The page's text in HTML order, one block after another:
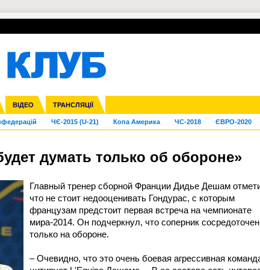
ВІДЕО ТРАНСЛЯЦІЇ
ліга Кубок України Молодіжка
Ліга націй Ліга конференцій
Франція Інші
ЧЄ-2015 (U-21) Копа Америка ЧС-2018 ЄВРО-2020
УПЛ-ПЕРЕХОДИ
думать только об обороне»
Главный тренер сборной Франции Дидье Дешам
что не стоит недооценивать Гондурас, с которым
французам предстоит первая встреча на чемпионате
мира-2014. Он подчеркнул, что соперник
только на обороне.
– Очевидно, что это очень боевая агрессивная